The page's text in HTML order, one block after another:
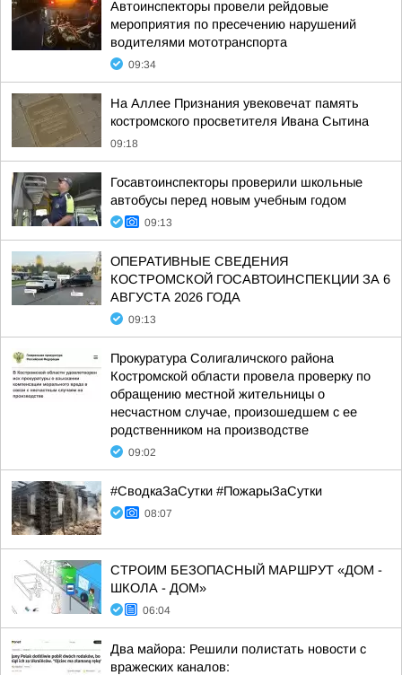
Автоинспекторы провели рейдовые
мероприятия по пресечению нарушений
водителями мототранспорта
09:34
На Аллее Признания увековечат память
костромского просветителя Ивана Сытина
09:18
Госавтоинспекторы проверили школьные
автобусы перед новым учебным годом
09:13
ОПЕРАТИВНЫЕ СВЕДЕНИЯ
КОСТРОМСКОЙ ГОСАВТОИНСПЕКЦИИ ЗА 6
АВГУСТА 2026 ГОДА
09:13
Прокуратура Солигаличского района
Костромской области провела проверку по
обращению местной жительницы о
несчастном случае, произошедшем с ее
родственником на производстве
09:02
#СводкаЗаСутки #ПожарыЗаСутки
08:07
СТРОИМ БЕЗОПАСНЫЙ МАРШРУТ «ДОМ -
ШКОЛА - ДОМ»
06:04
Два майора: Решили полистать новости с
вражеских каналов: